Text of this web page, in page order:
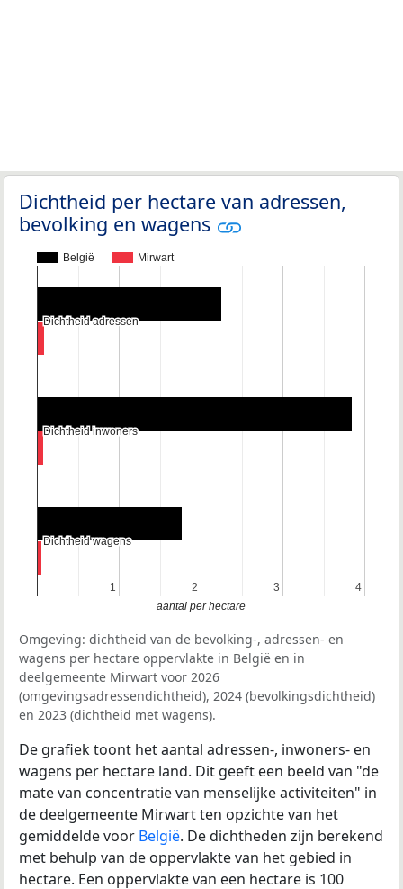
Dichtheid per hectare van adressen,
bevolking en wagens
België Mirwart
1
1 2
2 3
3 4
4
Dichtheid adressen
Dichtheid adressen
Dichtheid inwoners
Dichtheid inwoners
Dichtheid wagens
Dichtheid wagens
aantal per hectare
Omgeving: dichtheid van de bevolking-, adressen- en
wagens per hectare oppervlakte in België en in
deelgemeente Mirwart voor 2026
(omgevingsadressendichtheid), 2024 (bevolkingsdichtheid)
en 2023 (dichtheid met wagens).
De grafiek toont het aantal adressen-, inwoners- en
wagens per hectare land. Dit geeft een beeld van "de
mate van concentratie van menselijke activiteiten" in
de deelgemeente Mirwart ten opzichte van het
gemiddelde voor België. De dichtheden zijn berekend
met behulp van de oppervlakte van het gebied in
hectare. Een oppervlakte van een hectare is 100